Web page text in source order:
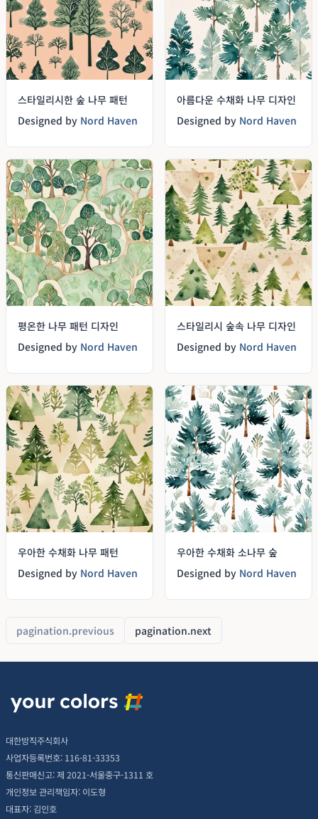
스타일리시한 숲 나무 패턴
Designed by Nord Haven
아름다운 수채화 나무 디자인
Designed by Nord Haven
평온한 나무 패턴 디자인
Designed by Nord Haven
스타일리시 숲속 나무 디자인
Designed by Nord Haven
우아한 수채화 나무 패턴
Designed by Nord Haven
우아한 수채화 소나무 숲
Designed by Nord Haven
pagination.previous pagination.next
대한방직주식회사
사업자등록번호: 116-81-33353
통신판매신고: 제 2021-서울중구-1311 호
개인정보 관리책임자: 이도형
대표자: 김인호